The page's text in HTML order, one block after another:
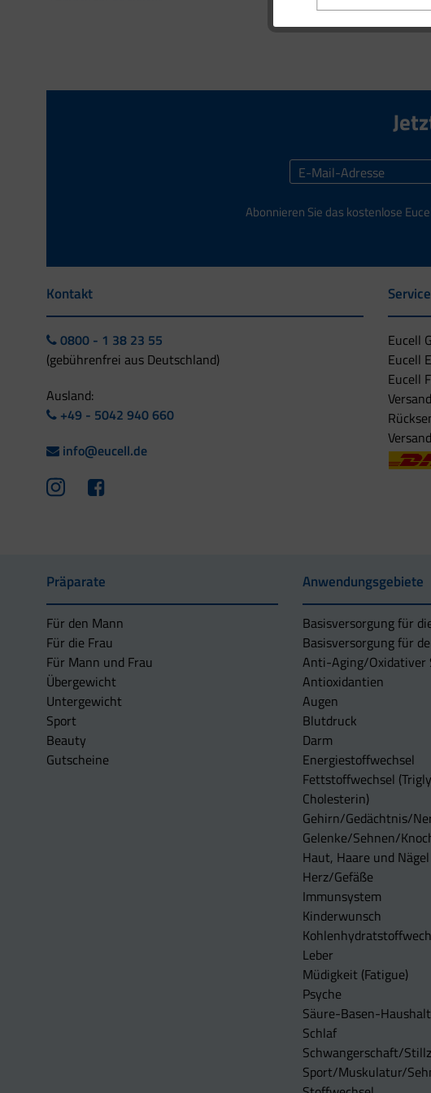
Abonnieren Sie das kostenlose
Kontakt
0800 - 1 38 23 55
(gebührenfrei aus Deutschland)
Ausland:
+49 - 5042 940 660
info@eucell.de
Eucell
Eucell
Eucell
Präparate
Für den Mann
Für die Frau
Für Mann und Frau
Übergewicht
Untergewicht
Sport
Beauty
Gutscheine
Anwendungsgebiete
Basisversorgung für
Basisversorgung für
Anti-Aging/Oxidativer
Antioxidantien
Augen
Blutdruck
Darm
Energiestoffwechsel
Fettstoffwechsel
Cholesterin)
Gehirn/Gedächtnis/
Gelenke/Sehnen/
Haut, Haare und Nägel
Herz/Gefäße
Immunsystem
Kinderwunsch
Leber
Müdigkeit (Fatigue)
Psyche
Säure-Basen-Haushalt
Schlaf
Schwangerschaft/
Sport/Muskulatur/